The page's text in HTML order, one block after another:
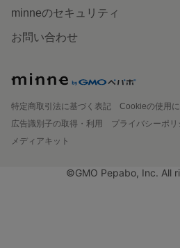
minneのセキュリティ
お問い合わせ
特定商取引法に基づく表記
Cookieの使用
広告識別子の取得・利用
プライバシーポリ
メディアキット
©GMO Pepabo, Inc. All